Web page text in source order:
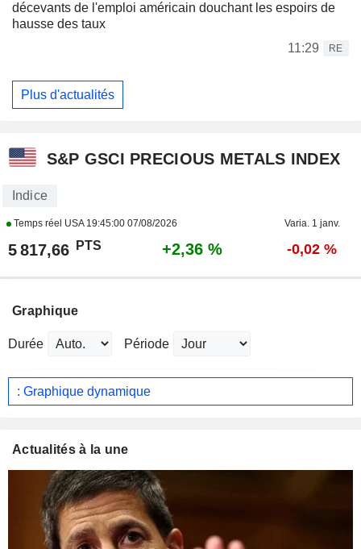
décevants de l'emploi américain douchant les espoirs de
hausse des taux
11:29
RE
Plus d'actualités
S&P GSCI PRECIOUS METALS INDEX
Indice
Temps réel USA 19:45:00 07/08/2026 Varia. 1 janv.
5 817,66 PTS +2,36 % -0,02 %
Graphique
Durée Période
: Graphique dynamique
Actualités à la une